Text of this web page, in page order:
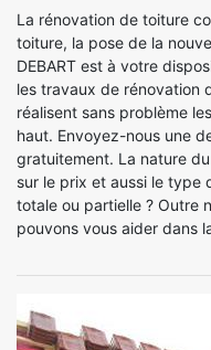
La rénovation de toiture
toiture, la pose de la
DEBART est à votre
les travaux de rénovation
réalisent sans problème
haut. Envoyez-nous une
gratuitement. La nature
sur le prix et aussi le type
totale ou partielle ? Outre
pouvons vous aider dans